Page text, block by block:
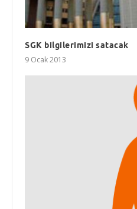
SGK bilgilerimizi satacak
9 Ocak 2013